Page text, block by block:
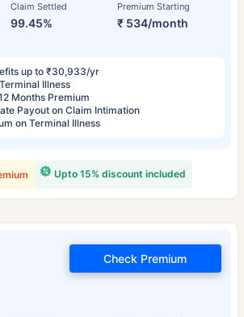
Claim Settled
99.45%
Premium Starting
₹ 534/month
up to ₹30,933/yr
Illness
Months Premium
Payout on Claim Intimation
on Terminal Illness
Upto 15% discount included
Check Premium